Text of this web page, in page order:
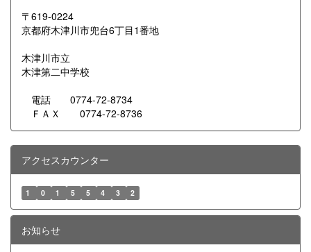
〒619-0224
京都府木津川市兜台6丁目1番地
木津川市立
木津第二中学校
電話 0774-72-8734
ＦＡＸ 0774-72-8736
アクセスカウンター
1 0 1 5 5 4 3 2
お知らせ